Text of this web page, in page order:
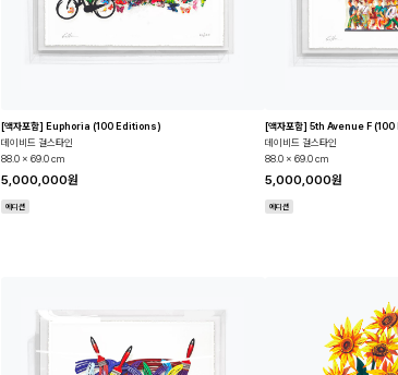
[액자포함] Euphoria (100 Editions)
데이비드 걸스타인
88.0 x 69.0 cm
5,000,000원
에디션
[액자포함] 5th Avenue F
데이비드 걸스타인
88.0 x 69.0 cm
5,000,000원
에디션